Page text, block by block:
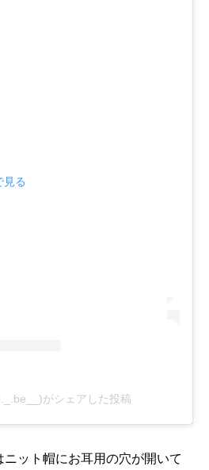
る
がシェアした投稿
ット帽にお耳用の穴が開いて